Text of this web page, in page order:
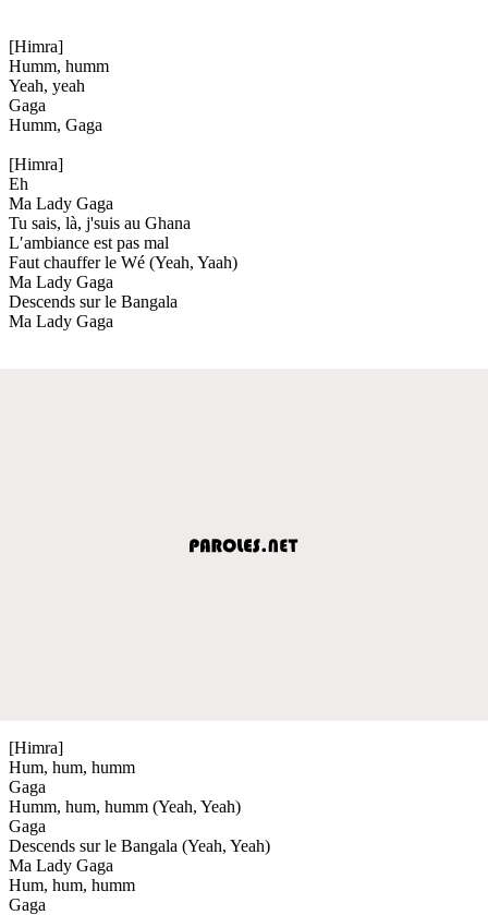
[Himra]
Humm, humm
Yeah, yeah
Gaga
Humm, Gaga
[Himra]
Eh
Ma Lady Gaga
Tu sais, là, j'suis au Ghana
L′ambiance est pas mal
Faut chauffer le Wé (Yeah, Yaah)
Ma Lady Gaga
Descends sur le Bangala
Ma Lady Gaga
[Himra]
Hum, hum, humm
Gaga
Humm, hum, humm (Yeah, Yeah)
Gaga
Descends sur le Bangala (Yeah, Yeah)
Ma Lady Gaga
Hum, hum, humm
Gaga